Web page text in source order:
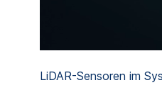
LiDAR-Sensoren im